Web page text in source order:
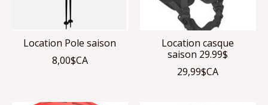
Location Pole saison
8,00$CA
Location casque
saison 29.99$
29,99$CA